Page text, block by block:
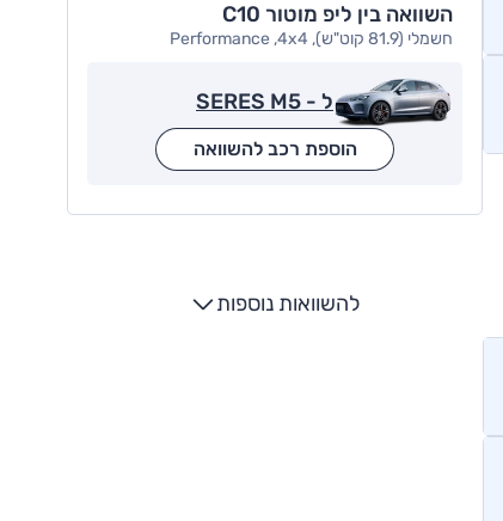
השוואה בין ליפ מוטור C10
חשמלי (81.9 קוט"ש), Performance ,4x4
ל - SERES M5
הוספת רכב להשוואה
להשוואות נוספות